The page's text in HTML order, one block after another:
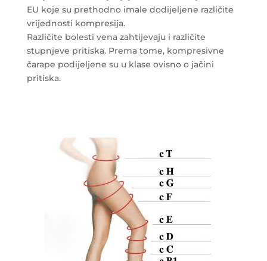
EU koje su prethodno imale dodijeljene različite
vrijednosti kompresija.
Različite bolesti vena zahtijevaju i različite
stupnjeve pritiska. Prema tome, kompresivne
čarape podijeljene su u klase ovisno o jačini
pritiska.